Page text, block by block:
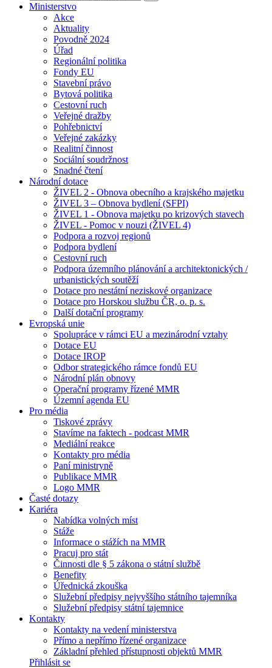
Ministerstvo
Akce
Aktuality
Povodně 2024
Úřad
Regionální politika
Fondy EU
Stavební právo
Bytová politika
Cestovní ruch
Veřejné dražby
Pohřebnictví
Veřejné zakázky
Realitní činnost
Sociální soudržnost
Snadné čtení
Národní dotace
ŽIVEL 2 - Obnova obecního a krajského majetku
ŽIVEL 3 – Obnova bydlení (SFPI)
ŽIVEL 1 - Obnova majetku po krizových stavech
ŽIVEL - Pomoc v nouzi (ŽIVEL 4)
Podpora a rozvoj regionů
Podpora bydlení
Cestovní ruch
Podpora územního plánování a architektonických /
urbanistických soutěží
Dotace pro nestátní neziskové organizace
Dotace pro Horskou službu ČR, o. p. s.
Další dotační programy
Evropská unie
Spolupráce v rámci EU a mezinárodní vztahy
Dotace EU
Dotace IROP
Odbor strategického rámce fondů EU
Národní plán obnovy
Operační programy řízené MMR
Územní agenda EU
Pro média
Tiskové zprávy
Stavíme na faktech - podcast MMR
Mediální reakce
Kontakty pro média
Paní ministryně
Publikace MMR
Logo MMR
Časté dotazy
Kariéra
Nabídka volných míst
Stáže
Informace o stážích na MMR
Pracuj pro stát
Činnosti dle § 5 zákona o státní službě
Benefity
Úřednická zkouška
Služební předpisy nejvyššího státního tajemníka
Služební předpisy státní tajemnice
Kontakty
Kontakty na vedení ministerstva
Přímo a nepřímo řízené organizace
Základní přehled přístupnosti objektů MMR
Přihlásit se